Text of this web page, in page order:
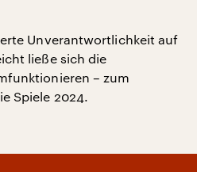
Unverantwortlichkeit auf
ließe sich die
– zum
Spiele 2024.